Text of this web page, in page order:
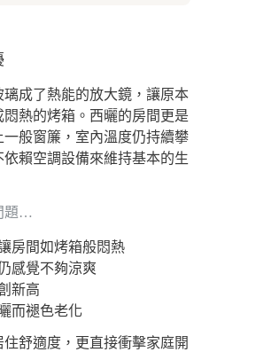
成了熱能的放大鏡，讓原本
熱的烤箱。西曬的房間更是
般窗簾，室內溫度仍持續攀
賴空調設備來維持基本的生
題…
房間如烤箱般悶熱
感覺不夠涼爽
新高
而褪色老化
舒適度，更直接衝擊家庭開